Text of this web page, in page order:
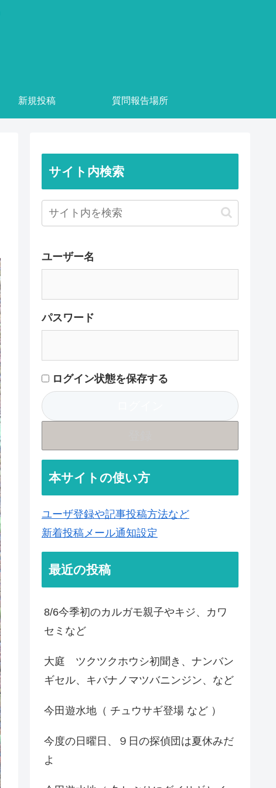
新規投稿 質問報告場所
サイト内検索
ユーザー名
パスワード
ログイン状態を保存する
本サイトの使い方
ユーザ登録や記事投稿方法など
新着投稿メール通知設定
最近の投稿
8/6今季初のカルガモ親子やキジ、カワ
セミなど
大庭 ツクツクホウシ初聞き、ナンバン
ギセル、キバナノマツバニンジン、など
今田遊水地（ チュウサギ登場 など ）
今度の日曜日、９日の探偵団は夏休みだ
よ